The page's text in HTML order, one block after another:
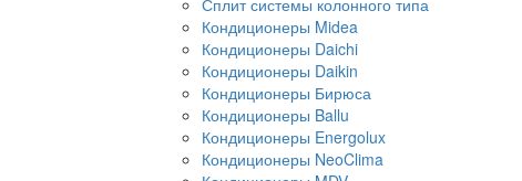
Сплит системы колонного типа
Кондиционеры Midea
Кондиционеры Daichi
Кондиционеры Daikin
Кондиционеры Бирюса
Кондиционеры Ballu
Кондиционеры Energolux
Кондиционеры NeoClima